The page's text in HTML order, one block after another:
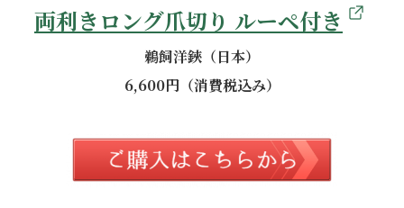
両利きロング爪切り ルーペ付き
鵜飼洋鋏（日本）
6,600円（消費税込み）